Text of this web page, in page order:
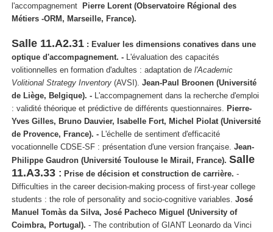
l'accompagnement
Pierre Lorent (Observatoire Régional des
Métiers -ORM, Marseille, France).
Salle 11.A2.31 : Evaluer les dimensions conatives dans une
optique d'accompagnement. - L'évaluation des capacités
volitionnelles en formation d'adultes : adaptation de l'Academic
Volitional Strategy Inventory (AVSI). Jean-Paul Broonen (Université
de Liège, Belgique). - L'accompagnement dans la recherche d'emploi
: validité théorique et prédictive de différents questionnaires. Pierre-
Yves Gilles, Bruno Dauvier, Isabelle Fort, Michel Piolat (Université
de Provence, France). - L'échelle de sentiment d'efficacité
vocationnelle CDSE-SF : présentation d'une version française. Jean-
Philippe Gaudron (Université Toulouse le Mirail, France). Salle
11.A3.33 : Prise de décision et construction de carrière. -
Difficulties in the career decision-making process of first-year college
students : the role of personality and socio-cognitive variables. José
Manuel Tomàs da Silva, José Pacheco Miguel (University of
Coimbra, Portugal). - The contribution of GIANT Leonardo da Vinci